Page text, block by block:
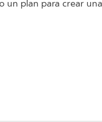
plan para crear